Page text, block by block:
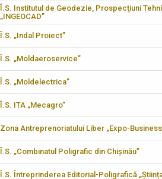
Î.S. Institutul de Geodezie, Prospecţiuni
„INGEOCAD”
Î.S. „Indal Proiect”
Î.S. „Moldaeroservice”
Î.S. „Moldelectrica”
Î.S. ITA „Mecagro”
Zona Antreprenoriatului Liber „Expo-
Î.S. „Combinatul Poligrafic din Chișinău”
Î.S. Întreprinderea Editorial-Poligrafică